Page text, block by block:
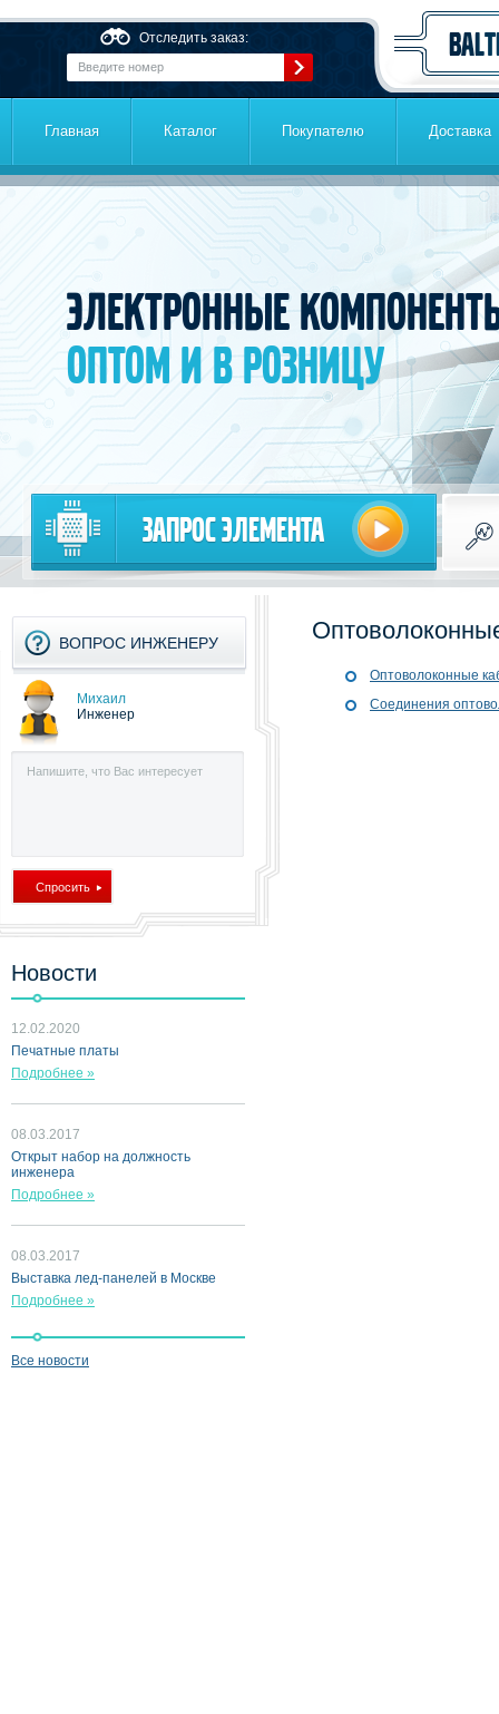
Отследить заказ:
Главная Каталог Покупателю Доставка
Электронные
оптом и в розницу
Запрос элемента
ВОПРОС ИНЖЕНЕРУ
Михаил
Инженер
Новости
12.02.2020
Печатные платы
Подробнее »
08.03.2017
Открыт набор на должность
инженера
Подробнее »
08.03.2017
Выставка лед-панелей в Москве
Подробнее »
Все новости
Оптоволоконные
Соединения